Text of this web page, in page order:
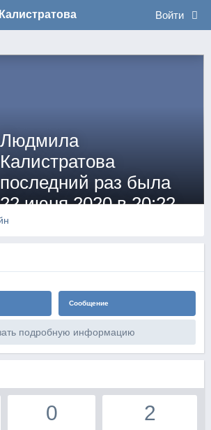
Войти
Людмила
Калистратова
последний раз была
22 июня 2020 в 20:22
Сообщение
подробную информацию
0 2